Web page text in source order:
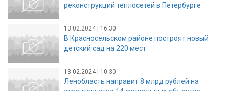
реконструкций теплосетей в Петербурге
13.02.2024 | 16:30
В Красносельском районе построят новый
детский сад на 220 мест
13.02.2024 | 10:30
Ленобласть направит 8 млрд рублей на